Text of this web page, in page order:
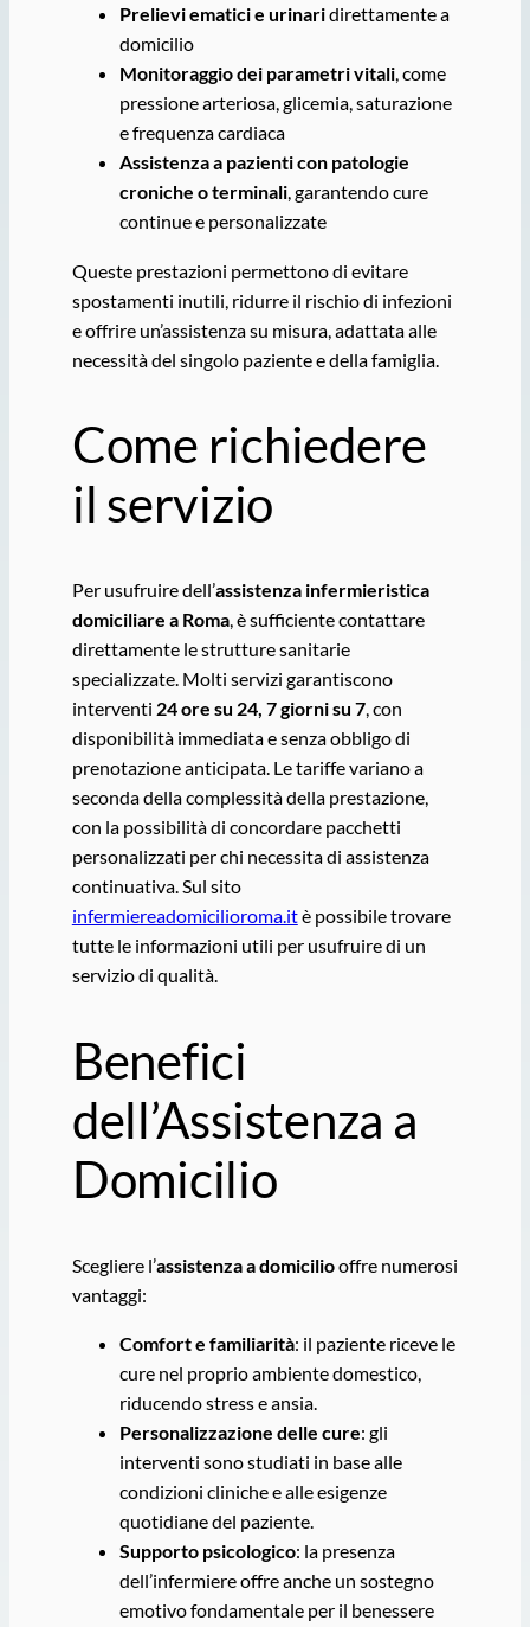
Prelievi ematici e urinaridirettamente a
domicilio
Monitoraggio dei parametri vitali, come
pressione arteriosa, glicemia, saturazione
e frequenza cardiaca
Assistenza a pazienti con patologie
croniche o terminali, garantendo cure
continue e personalizzate
Queste prestazioni permettono di evitare
spostamenti inutili, ridurre il rischio di infezioni
e offrire un’assistenza su misura, adattata alle
necessità del singolo paziente e della famiglia.
Come richiedere
il servizio
Per usufruire dell’assistenza infermieristica
domiciliare a Roma, è sufficiente contattare
direttamente le strutture sanitarie
specializzate. Molti servizi garantiscono
interventi 24 ore su 24, 7 giorni su 7, con
disponibilità immediata e senza obbligo di
prenotazione anticipata. Le tariffe variano a
seconda della complessità della prestazione,
con la possibilità di concordare pacchetti
personalizzati per chi necessita di assistenza
continuativa. Sul sito
infermiereadomicilioroma.itè possibile trovare
tutte le informazioni utili per usufruire di un
servizio di qualità.
Benefici
dell’Assistenza a
Domicilio
Scegliere l’assistenza a domiciliooffre numerosi
vantaggi:
Comfort e familiarità: il paziente riceve le
cure nel proprio ambiente domestico,
riducendo stress e ansia.
Personalizzazione delle cure: gli
interventi sono studiati in base alle
condizioni cliniche e alle esigenze
quotidiane del paziente.
Supporto psicologico: la presenza
dell’infermiere offre anche un sostegno
emotivo fondamentale per il benessere